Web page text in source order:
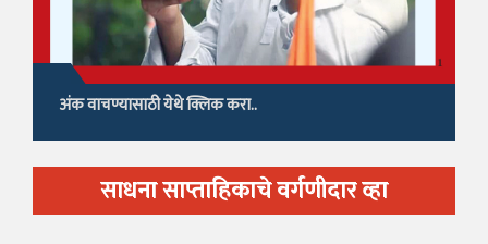
अंक वाचण्यासाठी येथे क्लिक करा..
साधना साप्ताहिकाचे वर्गणीदार व्हा